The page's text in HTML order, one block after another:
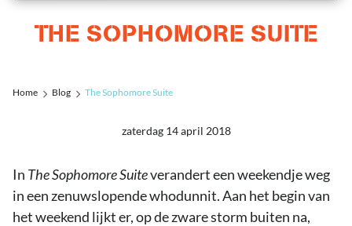
THE SOPHOMORE SUITE
Home Blog The Sophomore Suite
zaterdag 14 april 2018
In The Sophomore Suiteverandert een weekendje weg
in een zenuwslopende whodunnit. Aan het begin van
het weekend lijkt er, op de zware storm buiten na,